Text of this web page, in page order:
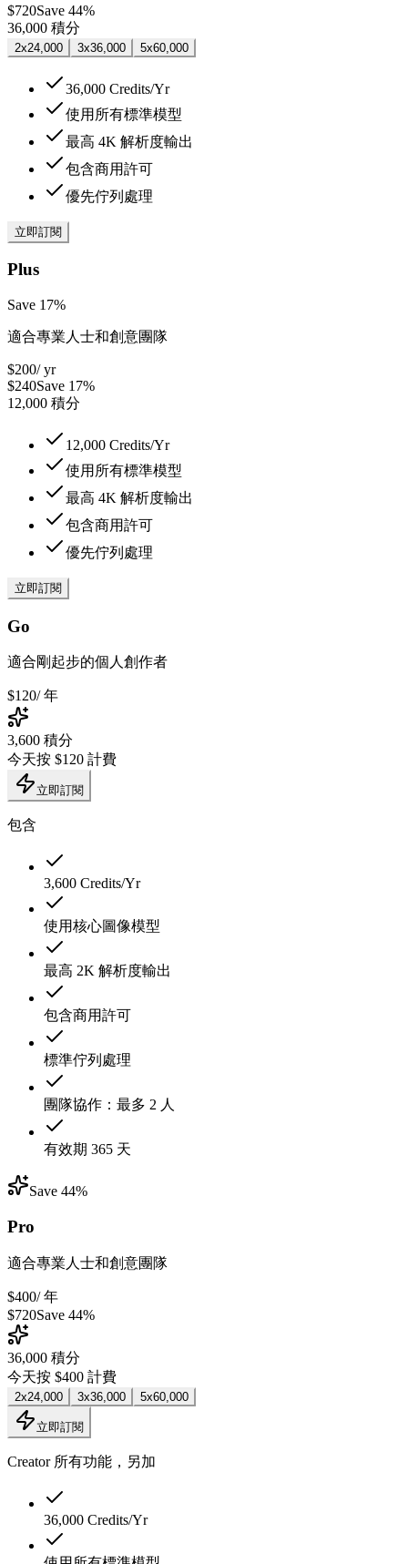
$720Save 44%
36,000 積分
2x24,000 3x36,000 5x60,000
36,000 Credits/Yr
使用所有標準模型
最高 4K 解析度輸出
包含商用許可
優先佇列處理
立即訂閱
Plus
Save 17%
適合專業人士和創意團隊
$200/ yr
$240Save 17%
12,000 積分
12,000 Credits/Yr
使用所有標準模型
最高 4K 解析度輸出
包含商用許可
優先佇列處理
立即訂閱
Go
適合剛起步的個人創作者
$120/ 年
3,600 積分
今天按 $120 計費
立即訂閱
包含
3,600 Credits/Yr
使用核心圖像模型
最高 2K 解析度輸出
包含商用許可
標準佇列處理
團隊協作：最多 2 人
有效期 365 天
Save 44%
Pro
適合專業人士和創意團隊
$400/ 年
$720Save 44%
36,000 積分
今天按 $400 計費
2x24,000 3x36,000 5x60,000
立即訂閱
Creator 所有功能，另加
36,000 Credits/Yr